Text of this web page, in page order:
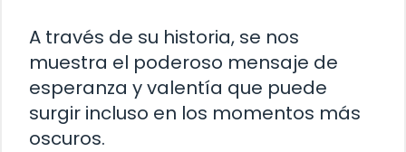
A través de su historia, se nos
muestra el poderoso mensaje de
esperanza y valentía que puede
surgir incluso en los momentos más
oscuros.